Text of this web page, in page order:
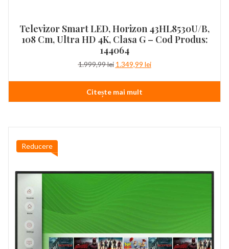
Televizor Smart LED, Horizon 43HL8530U/B,
108 Cm, Ultra HD 4K, Clasa G – Cod Produs:
144064
1.999,99lei Prețul
a
fost:
1.999,99 lei.
1.349,99 leiPrețul
este:
Citește mai mult
Reducere